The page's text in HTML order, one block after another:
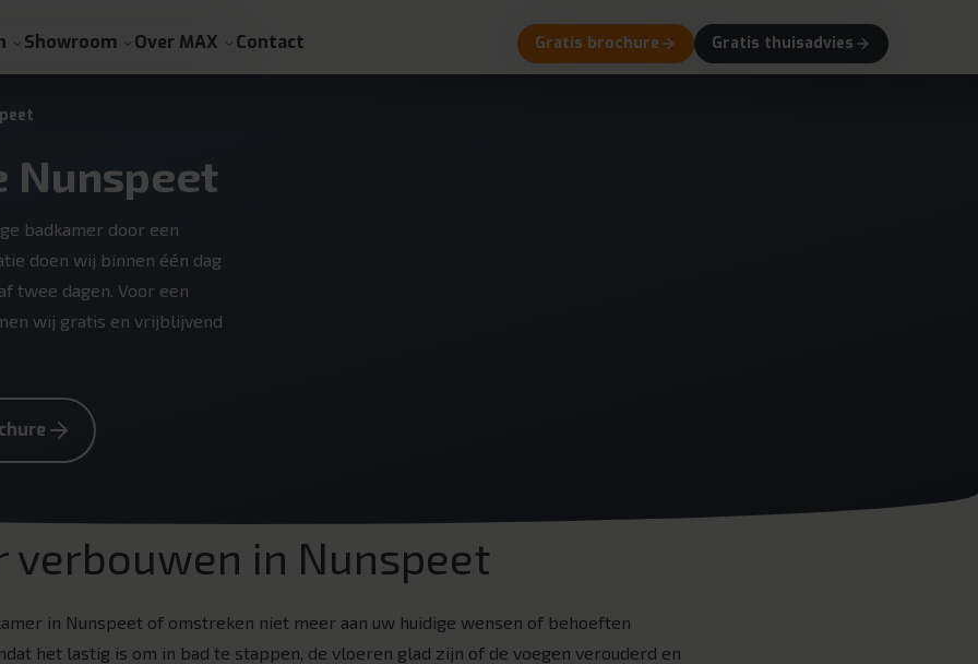
Showroom Over MAX Contact Gratis brochure Gratis thuisadvies
Nunspeet
badkamer door een
doen wij binnen één dag
twee dagen. Voor een
wij gratis en vrijblijvend
verbouwen in Nunspeet
in Nunspeet of omstreken niet meer aan uw huidige wensen of behoeften
het lastig is om in bad te stappen, de vloeren glad zijn of de voegen verouderd en